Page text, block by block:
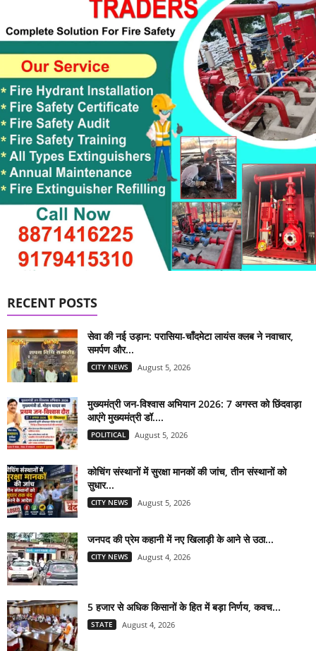
RECENT POSTS
सेवा की नई उड़ान: परासिया-चाँदमेटा लायंस क्लब ने नवाचार,
समर्पण और...
CITY NEWS August 5, 2026
मुख्यमंत्री जन-विश्वास अभियान 2026: 7 अगस्त को छिंदवाड़ा
आएंगे मुख्यमंत्री डॉ....
POLITICAL August 5, 2026
कोचिंग संस्थानों में सुरक्षा मानकों की जांच, तीन संस्थानों को
सुधार...
CITY NEWS August 5, 2026
जनपद की प्रेम कहानी में नए खिलाड़ी के आने से उठा...
CITY NEWS August 4, 2026
5 हजार से अधिक किसानों के हित में बड़ा निर्णय, कवच...
STATE August 4, 2026